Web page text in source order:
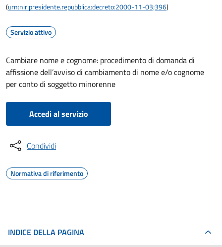
(urn:nir:presidente.repubblica:decreto:2000-11-03;396)
Servizio attivo
Cambiare nome e cognome: procedimento di domanda di
affissione dell’avviso di cambiamento di nome e/o cognome
per conto di soggetto minorenne
Accedi al servizio
Condividi
Normativa di riferimento
INDICE DELLA PAGINA